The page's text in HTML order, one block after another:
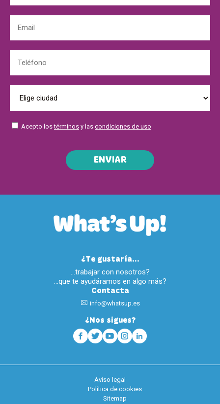
Acepto lostérminos y las condiciones de uso
ENVIAR
¿Te gustaría...
…trabajar con nosotros?
…que te ayudáramos en algo más?
Contacta
info@whatsup.es
¿Nos sigues?
Aviso legal
Política de cookies
Sitemap